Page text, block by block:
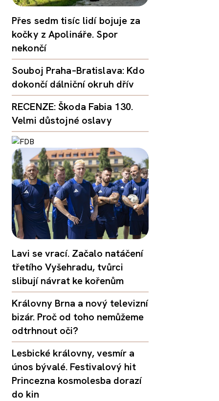
Přes sedm tisíc lidí bojuje za
kočky z Apolináře. Spor
nekončí
Souboj Praha–Bratislava: Kdo
dokončí dálniční okruh dřív
RECENZE: Škoda Fabia 130.
Velmi důstojné oslavy
Lavi se vrací. Začalo natáčení
třetího Vyšehradu, tvůrci
slibují návrat ke kořenům
Královny Brna a nový televizní
bizár. Proč od toho nemůžeme
odtrhnout oči?
Lesbické královny, vesmír a
únos bývalé. Festivalový hit
Princezna kosmolesba dorazí
do kin